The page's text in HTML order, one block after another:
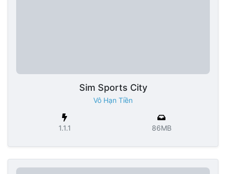
Sim Sports City
Vô Hạn Tiền
1.1.1 86MB